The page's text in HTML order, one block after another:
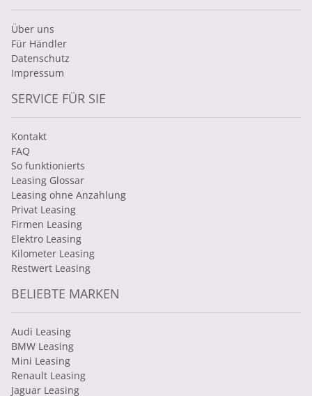
Über uns
Für Händler
Datenschutz
Impressum
SERVICE FÜR SIE
Kontakt
FAQ
So funktionierts
Leasing Glossar
Leasing ohne Anzahlung
Privat Leasing
Firmen Leasing
Elektro Leasing
Kilometer Leasing
Restwert Leasing
BELIEBTE MARKEN
Audi Leasing
BMW Leasing
Mini Leasing
Renault Leasing
Jaguar Leasing